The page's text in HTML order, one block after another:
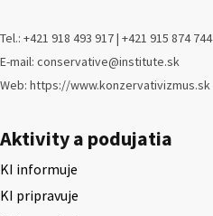
Tel.: +421 918 493 917 | +421 915 874 744
E-mail: conservative@institute.sk
Web: https://www.konzervativizmus.sk
Aktivity a podujatia
KI informuje
KI pripravuje